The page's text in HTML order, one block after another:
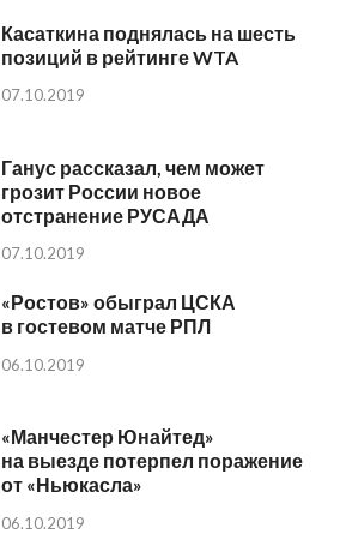
Касаткина поднялась на шесть
позиций в рейтинге WTA
07.10.2019
Ганус рассказал, чем может
грозит России новое
отстранение РУСАДА
07.10.2019
«Ростов» обыграл ЦСКА
в гостевом матче РПЛ
06.10.2019
«Манчестер Юнайтед»
на выезде потерпел поражение
от «Ньюкасла»
06.10.2019